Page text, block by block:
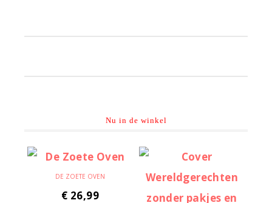
Nu in de winkel
DE ZOETE OVEN
€ 26,99